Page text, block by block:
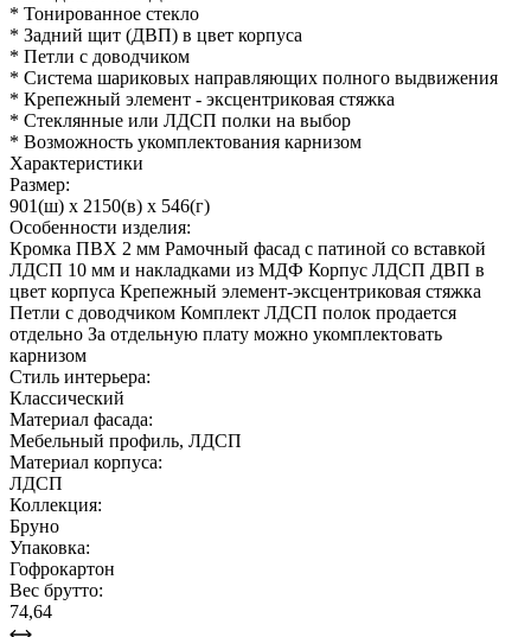
* Тонированное стекло
* Задний щит (ДВП) в цвет корпуса
* Петли с доводчиком
* Система шариковых направляющих полного выдвижения
* Крепежный элемент - эксцентриковая стяжка
* Стеклянные или ЛДСП полки на выбор
* Возможность укомплектования карнизом
Характеристики
Размер:
901(ш) x 2150(в) x 546(г)
Особенности изделия:
Кромка ПВХ 2 мм Рамочный фасад с патиной со вставкой
ЛДСП 10 мм и накладками из МДФ Корпус ЛДСП ДВП в
цвет корпуса Крепежный элемент-эксцентриковая стяжка
Петли с доводчиком Комплект ЛДСП полок продается
отдельно За отдельную плату можно укомплектовать
карнизом
Стиль интерьера:
Классический
Материал фасада:
Мебельный профиль, ЛДСП
Материал корпуса:
ЛДСП
Коллекция:
Бруно
Упаковка:
Гофрокартон
Вес брутто:
74,64